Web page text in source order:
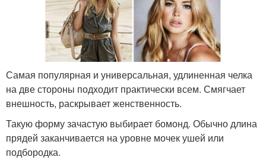
Самая популярная и универсальная, удлиненная челка
на две стороны подходит практически всем. Смягчает
внешность, раскрывает женственность.
Такую форму зачастую выбирает бомонд. Обычно длина
прядей заканчивается на уровне мочек ушей или
подбородка.